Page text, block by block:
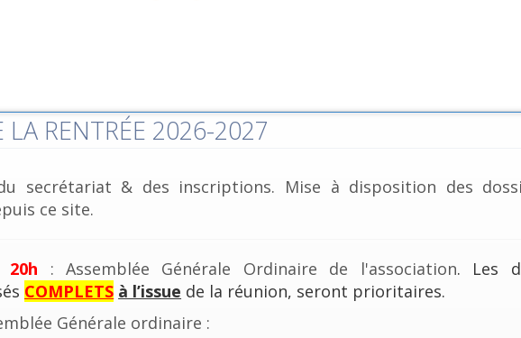
LA RENTRÉE 2026-2027
secrétariat & des inscriptions. Mise à disposition des
ce site.
: Assemblée Générale Ordinaire de l'association. Les
COMPLETS à l’issue de la réunion, seront prioritaires.
Générale ordinaire :